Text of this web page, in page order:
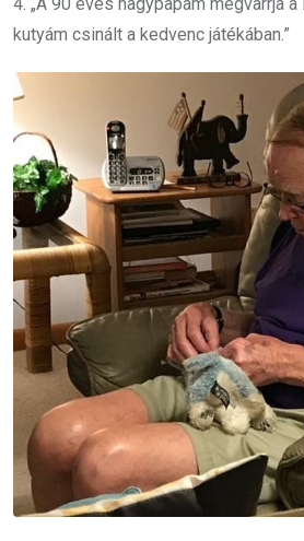
kutyám csinált a kedvenc játékában.”